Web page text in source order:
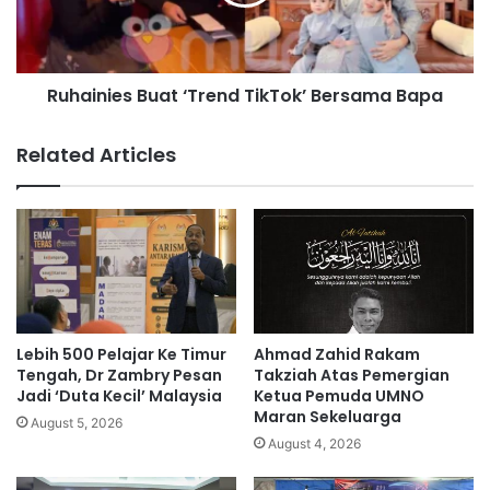
a
n
l
a
m
2
m
i
s
t
‘
T
e
i
k
T
o
B
Ruhainies Buat ‘Trend TikTok’ Bersama Bapa
Related Articles
Lebih 500 Pelajar Ke Timur
Tengah, Dr Zambry Pesan
Jadi ‘Duta Kecil’ Malaysia
August 5, 2026
Ahmad Zahid Rakam
Takziah Atas Pemergian
Ketua Pemuda UMNO
Maran Sekeluarga
August 4, 2026